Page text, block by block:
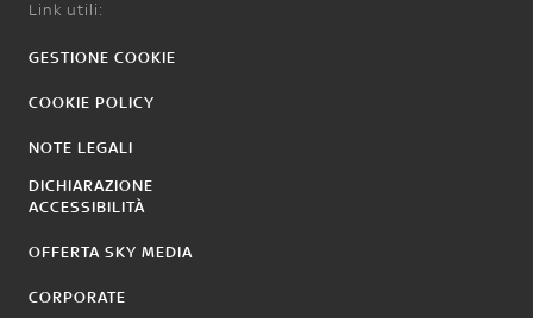
Link utili:
GESTIONE COOKIE
COOKIE POLICY
NOTE LEGALI
DICHIARAZIONE
ACCESSIBILITÀ
OFFERTA SKY MEDIA
CORPORATE